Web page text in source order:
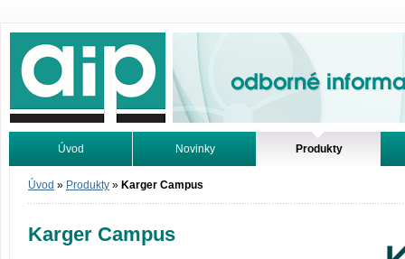
Odborné informace. Online.
Úvod Novinky Produkty
Vyhledávání Tutoriály
Úvod » Produkty » Karger Campus
Karger Campus